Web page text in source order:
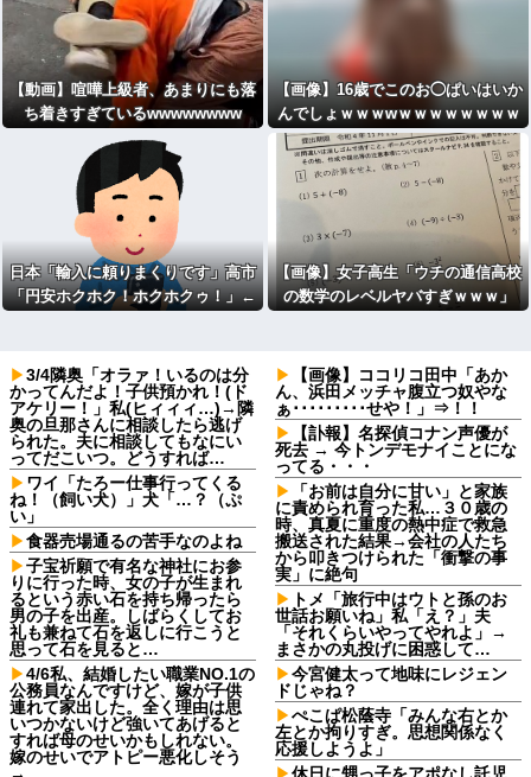
【動画】喧嘩上級者、あまりにも落
ち着きすぎているwwwwwwww
【画像】16歳でこのお◯ぱいはいか
んでしょｗｗｗwｗｗｗｗｗｗｗｗ
日本「輸入に頼りまくりです」高市
「円安ホクホク！ホクホクゥ！」←
【画像】女子高生「ウチの通信高校
の数学のレベルヤバすぎｗｗｗ」
3/4隣奥「オラァ！いるのは分
かってんだよ！子供預かれ！(ド
アケリー！」私(ヒィィィ…)→隣
奥の旦那さんに相談したら逃げ
られた。夫に相談してもなにい
ってだこいつ。どうすれば…
ワイ「たろー仕事行ってくる
ね！（飼い犬）」犬「…？（ぷ
い」
食器売場通るの苦手なのよね
子宝祈願で有名な神社にお参
りに行った時、女の子が生まれ
るという赤い石を持ち帰ったら
男の子を出産。しばらくしてお
礼も兼ねて石を返しに行こうと
思って石を見ると…
4/6私、結婚したい職業NO.1の
公務員なんですけど、嫁が子供
連れて家出した。全く理由は思
いつかないけど強いてあげると
すれば母のせいかもしれない。
嫁のせいでアトピー悪化しそう
【画像】ココリコ田中「あか
ん、浜田メッチャ腹立つ奴やな
ぁ･････････せや！」⇒！！
【訃報】名探偵コナン声優が
死去 → 今トンデモナイことにな
ってる・・・
「お前は自分に甘い」と家族
に責められ育った私…３０歳の
時、真夏に重度の熱中症で救急
搬送された結果→会社の人たち
から叩きつけられた「衝撃の事
実」に絶句
トメ「旅行中はウトと孫のお
世話お願いね」私「え？」夫
「それくらいやってやれよ」→
まさかの丸投げに困惑して…
今宮健太って地味にレジェン
ドじゃね？
ぺこぱ松蔭寺「みんな右とか
左とか拘りすぎ。思想関係なく
応援しようよ」